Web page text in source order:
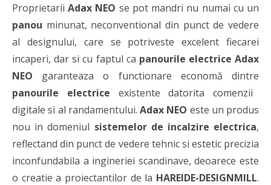
ProprietariiAdax NEO se pot mandri nu numai cu un
panou minunat, neconventional din punct de vedere
al designului, care se potriveste excelent fiecarei
incaperi, dar si cu faptul ca panourile electrice Adax
NEO garanteaza o functionare economă dintre
panourile electrice existente datorita comenzii
digitale si al randamentului. Adax NEO este un produs
nou in domeniul sistemelor de incalzire electrica,
reflectand din punct de vedere tehnic si estetic precizia
inconfundabila a ingineriei scandinave, deoarece este
o creatie a proiectantilor de la HAREIDE-DESIGNMILL.